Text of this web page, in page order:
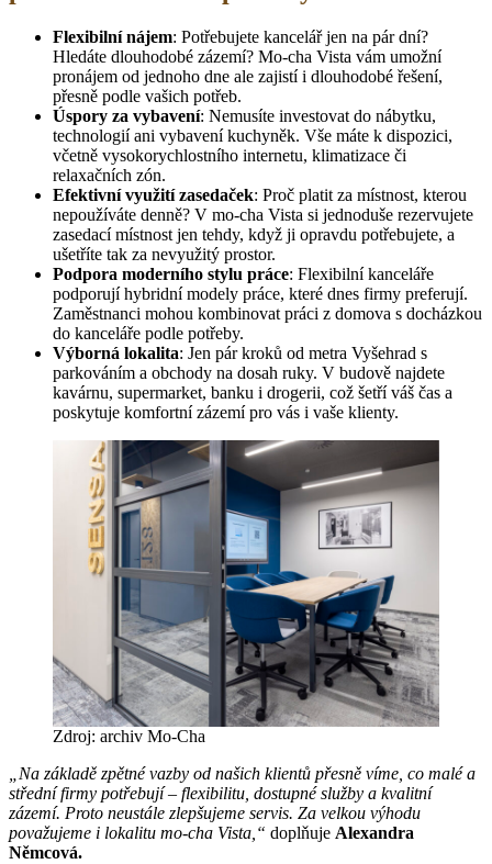
Flexibilní nájem: Potřebujete kancelář jen na pár dní?
Hledáte dlouhodobé zázemí? Mo-cha Vista vám umožní
pronájem od jednoho dne ale zajistí i dlouhodobé řešení,
přesně podle vašich potřeb.
Úspory za vybavení: Nemusíte investovat do nábytku,
technologií ani vybavení kuchyněk. Vše máte k dispozici,
včetně vysokorychlostního internetu, klimatizace či
relaxačních zón.
Efektivní využití zasedaček: Proč platit za místnost, kterou
nepoužíváte denně? V mo-cha Vista si jednoduše rezervujete
zasedací místnost jen tehdy, když ji opravdu potřebujete, a
ušetříte tak za nevyužitý prostor.
Podpora moderního stylu práce: Flexibilní kanceláře
podporují hybridní modely práce, které dnes firmy preferují.
Zaměstnanci mohou kombinovat práci z domova s docházkou
do kanceláře podle potřeby​.
Výborná lokalita: Jen pár kroků od metra Vyšehrad s
parkováním a obchody na dosah ruky. V budově najdete
kavárnu, supermarket, banku i drogerii, což šetří váš čas a
poskytuje komfortní zázemí pro vás i vaše klienty​.
Zdroj: archiv Mo-Cha
„Na základě zpětné vazby od našich klientů přesně víme, co malé a
střední firmy potřebují – flexibilitu, dostupné služby a kvalitní
zázemí. Proto neustále zlepšujeme servis. Za velkou výhodu
považujeme i lokalitu mo-cha Vista,“ doplňuje Alexandra
Němcová.